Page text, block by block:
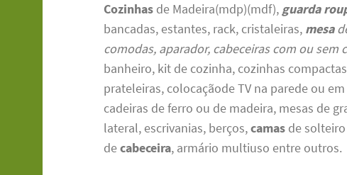
Cozinhas de Madeira(mdp)(mdf), guarda
bancadas, estantes, rack, cristaleiras, mesa
comodas, aparador, cabeceiras com ou sem
banheiro, kit de cozinha, cozinhas
prateleiras, colocaçãode TV na parede ou
cadeiras de ferro ou de madeira, mesas de
lateral, escrivanias, berços,camas de
decabeceira, armário multiuso entre outros.